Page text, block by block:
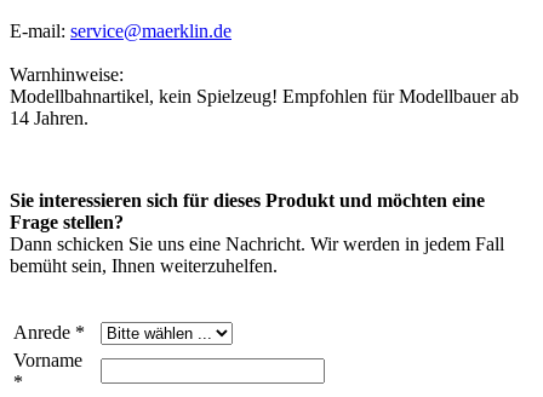
E-mail: service@maerklin.de
Warnhinweise:
Modellbahnartikel, kein Spielzeug! Empfohlen für Modellbauer ab
14 Jahren.
Sie interessieren sich für dieses Produkt und möchten eine
Frage stellen?
Dann schicken Sie uns eine Nachricht. Wir werden in jedem Fall
bemüht sein, Ihnen weiterzuhelfen.
Anrede *
Vorname
*